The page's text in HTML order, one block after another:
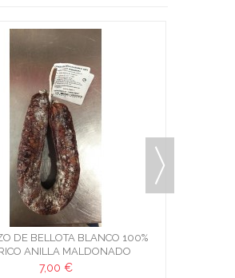
DE BELLOTA BLANCO 100%
ANILLA MALDONADO
7,00 €